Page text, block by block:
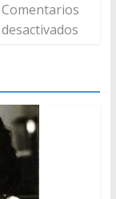
Comentarios
desactivados